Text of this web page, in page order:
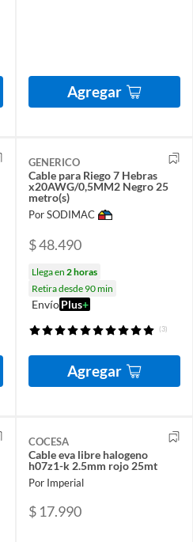
Agregar
GENERICO
Cable para Riego 7 Hebras
x20AWG/0,5MM2 Negro 25
metro(s)
Por SODIMAC
$ 48.490
Llega en 2 horas
Retira desde 90 min
EnvíoPlus+
(3)
Agregar
COCESA
Cable eva libre halogeno
h07z1-k 2.5mm rojo 25mt
Por Imperial
$ 17.990